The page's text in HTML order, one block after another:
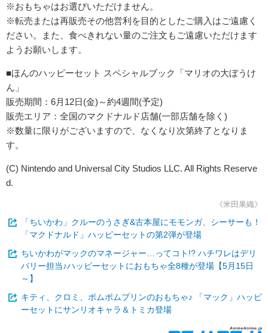
※おもちゃはお選びいただけません。
※転売または再販売その他営利を目的としたご購入はご遠慮く
ださい。また、食べきれない量のご注文もご遠慮いただけます
ようお願いします。
■ほんのハッピーセット スペシャルブック「マリオの大ぼうけ
ん」
販売期間：6月12日(金)～約4週間(予定)
販売エリア：全国のマクドナルド店舗(一部店舗を除く)
※数量に限りがございますので、なくなり次第終了となりま
す。
(C) Nintendo and Universal City Studios LLC. All Rights Reserve
d.
《米田果織》
「ちいかわ」クルーのうさぎ&古本屋にモモンガ、シーサーも！
「マクドナルド」ハッピーセットの第2弾が登場
ちいかわがマックのマネージャー…ってコト!? ハチワレはデリ
バリー担当♪ハッピーセットにおもちゃ全8種が登場【5月15日
～】
キティ、クロミ、ポムポムプリンのおもちゃ♪ 「マック」ハッピ
ーセットにサンリオキャラ＆トミカ登場